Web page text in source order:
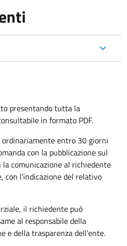
presentando tutta la
in formato PDF.
entro 30 giorni
con la pubblicazione sul
comunicazione al richiedente
con l’indicazione del relativo
il richiedente può
al responsabile della
e della trasparenza dell'ente.